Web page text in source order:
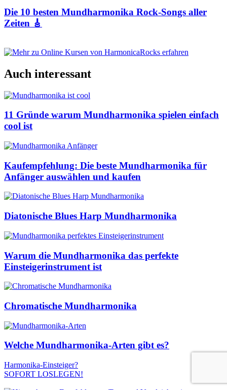
Die 10 besten Mundharmonika Rock-Songs aller
Zeiten 🎸
Auch interessant
11 Gründe warum Mundharmonika spielen einfach
cool ist
Kaufempfehlung: Die beste Mundharmonika für
Anfänger auswählen und kaufen
Diatonische Blues Harp Mundharmonika
Warum die Mundharmonika das perfekte
Einsteigerinstrument ist
Chromatische Mundharmonika
Welche Mundharmonika-Arten gibt es?
Harmonika-Einsteiger?
SOFORT LOSLEGEN!